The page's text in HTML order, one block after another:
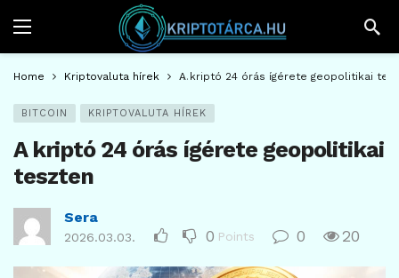
Home Kriptovaluta hírek A kriptó 24 órás ígérete geopolitikai
BITCOIN KRIPTOVALUTA HÍREK
A kriptó 24 órás ígérete geopolitikai
teszten
Sera
2026.03.03. 0 Points 0 20